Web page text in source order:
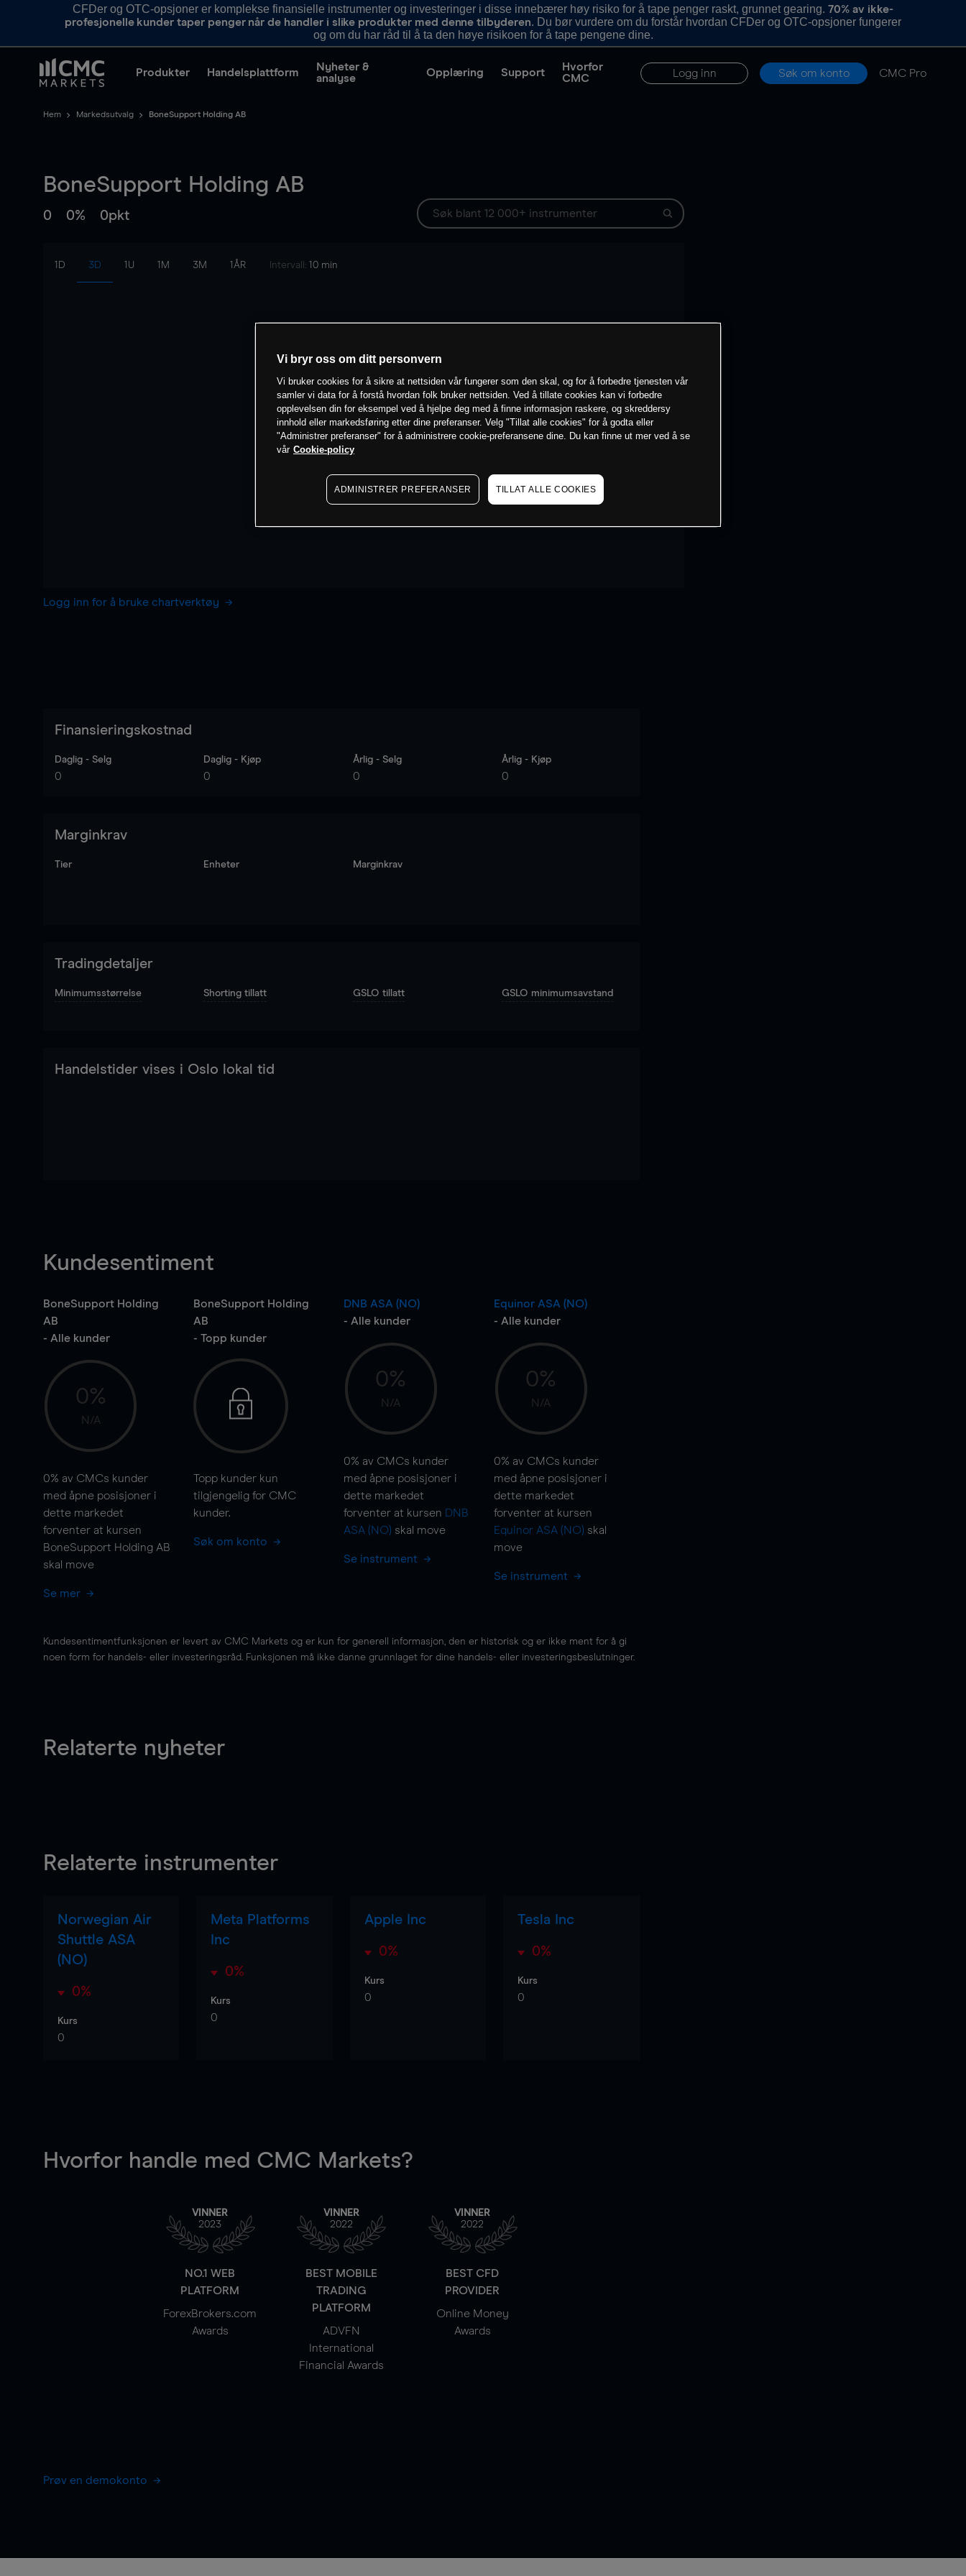
CFDer og OTC-opsjoner er komplekse finansielle instrumenter og investeringer i disse innebærer høy risiko for å tape penger raskt, grunnet gearing.70% av ikke-
profesjonelle kunder taper penger når de handler i slike produkter med denne tilbyderen. Du bør vurdere om du forstår hvordan CFDer og OTC-opsjoner fungerer
og om du har råd til å ta den høye risikoen for å tape pengene dine.
Produkter Handelsplattform
Nyheter &
analyse
Opplæring Support
Hvorfor
CMC
Logg inn Søk om konto CMC Pro
Hem Markedsutvalg BoneSupport Holding AB
BoneSupport Holding AB
0 0% 0pkt
1D 3D 1U 1M 3M 1ÅR Intervall: 10 min
Logg inn for å bruke chartverktøy
Finansieringskostnad
Daglig - Selg
0
Daglig - Kjøp
0
Årlig - Selg
0
Årlig - Kjøp
0
Marginkrav
Tier Enheter Marginkrav
Tradingdetaljer
Minimumsstørrelse Shorting tillatt GSLO tillatt GSLO minimumsavstand
Handelstider vises i Oslo lokal tid
Kundesentiment
BoneSupport Holding
AB
- Alle kunder
0%
N/A
0% av CMCs kunder
med åpne posisjoner i
dette markedet
forventer at kursen
BoneSupport Holding AB
skal move
Se mer
BoneSupport Holding
AB
- Topp kunder
Topp kunder kun
tilgjengelig for CMC
kunder.
Søk om konto
DNB ASA (NO)
- Alle kunder
0%
N/A
0% av CMCs kunder
med åpne posisjoner i
dette markedet
forventer at kursen DNB
ASA (NO) skal move
Se instrument
Equinor ASA (NO)
- Alle kunder
0%
N/A
0% av CMCs kunder
med åpne posisjoner i
dette markedet
forventer at kursen
Equinor ASA (NO) skal
move
Se instrument
Kundesentimentfunksjonen er levert av CMC Markets og er kun for generell informasjon, den er historisk og er ikke ment for å gi
noen form for handels- eller investeringsråd. Funksjonen må ikke danne grunnlaget for dine handels- eller investeringsbeslutninger.
Relaterte nyheter
Relaterte instrumenter
Norwegian Air
Shuttle ASA
(NO)
0%
Kurs
0
Meta Platforms
Inc
0%
Kurs
0
Apple Inc
0%
Kurs
0
Tesla Inc
0%
Kurs
0
Hvorfor handle med CMC Markets?
VINNER
2023
NO.1 WEB
PLATFORM
ForexBrokers.com
Awards
VINNER
2022
BEST MOBILE
TRADING
PLATFORM
ADVFN
International
Financial Awards
VINNER
2022
BEST CFD
PROVIDER
Online Money
Awards
Prøv en demokonto
Vi bryr oss om ditt personvern
Vi bruker cookies for å sikre at nettsiden vår fungerer som den skal, og for å forbedre tjenesten vår
samler vi data for å forstå hvordan folk bruker nettsiden. Ved å tillate cookies kan vi forbedre
opplevelsen din for eksempel ved å hjelpe deg med å finne informasjon raskere, og skreddersy
innhold eller markedsføring etter dine preferanser. Velg "Tillat alle cookies" for å godta eller
"Administrer preferanser" for å administrere cookie-preferansene dine. Du kan finne ut mer ved å se
vår Cookie-policy
ADMINISTRER PREFERANSER TILLAT ALLE COOKIES